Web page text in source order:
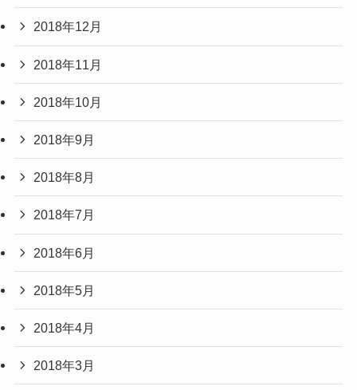
2018年12月
2018年11月
2018年10月
2018年9月
2018年8月
2018年7月
2018年6月
2018年5月
2018年4月
2018年3月